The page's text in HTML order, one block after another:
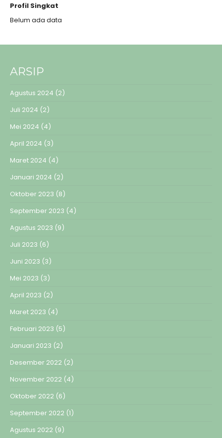
Profil Singkat
Belum ada data
ARSIP
Agustus 2024 (2)
Juli 2024 (2)
Mei 2024 (4)
April 2024 (3)
Maret 2024 (4)
Januari 2024 (2)
Oktober 2023 (8)
September 2023 (4)
Agustus 2023 (9)
Juli 2023 (6)
Juni 2023 (3)
Mei 2023 (3)
April 2023 (2)
Maret 2023 (4)
Februari 2023 (5)
Januari 2023 (2)
Desember 2022 (2)
November 2022 (4)
Oktober 2022 (6)
September 2022 (1)
Agustus 2022 (9)